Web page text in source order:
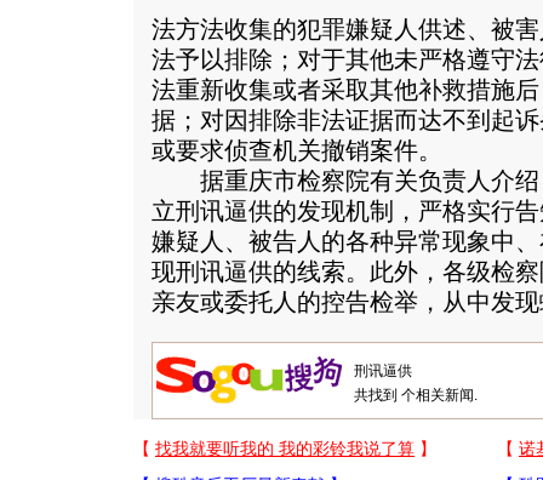
法方法收集的犯罪嫌疑人供述、被
法予以排除；对于其他未严格遵守
法重新收集或者采取其他补救措施
据；对因排除非法证据而达不到起
或要求侦查机关撤销案件。
据重庆市检察院有关负责人介绍
立刑讯逼供的发现机制，严格实行
嫌疑人、被告人的各种异常现象中
现刑讯逼供的线索。此外，各级检
亲友或委托人的控告检举，从中发
共找到 个相关新闻.